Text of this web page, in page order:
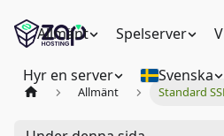
Allmänt Spelserver
Hyr en server Svenska
Allmänt Standard